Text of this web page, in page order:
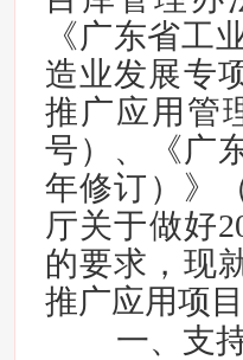
《广东省工
造业发展专
推广应用管
号）、《广
年修订）》
厅关于做好
的要求，现
推广应用项
一、支